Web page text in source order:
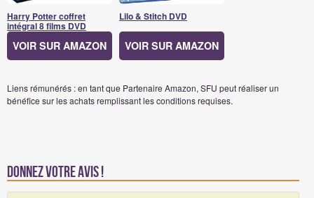
Harry Potter coffret
intégral 8 films DVD
VOIR SUR AMAZON
Lilo & Stitch DVD
VOIR SUR AMAZON
Liens rémunérés : en tant que Partenaire Amazon, SFU peut réaliser un
bénéfice sur les achats remplissant les conditions requises.
Donnez votre avis !